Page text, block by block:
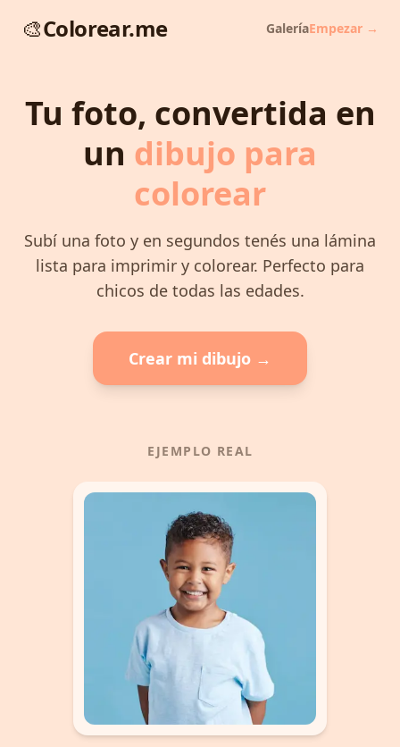
🎨Colorear.me GaleríaEmpezar →
Tu foto, convertida en
un dibujo para
colorear
Subí una foto y en segundos tenés una lámina
lista para imprimir y colorear. Perfecto para
chicos de todas las edades.
Crear mi dibujo →
EJEMPLO REAL